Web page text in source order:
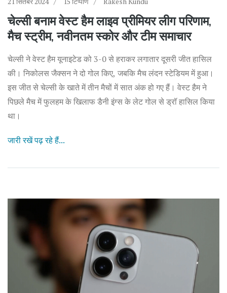
चेल्सी बनाम वेस्ट हैम लाइव प्रीमियर लीग परिणाम,
मैच स्ट्रीम, नवीनतम स्कोर और टीम समाचार
चेल्सी ने वेस्ट हैम यूनाइटेड को 3-0 से हराकर लगातार दूसरी जीत हासिल
की। निकोलस जैक्सन ने दो गोल किए, जबकि मैच लंदन स्टेडियम में हुआ।
इस जीत से चेल्सी के खाते में तीन मैचों में सात अंक हो गए हैं। वेस्ट हैम ने
पिछले मैच में फुलहम के खिलाफ डैनी इंग्स के लेट गोल से ड्रॉ हासिल किया
था।
जारी रखें पढ़ रहे हैं...